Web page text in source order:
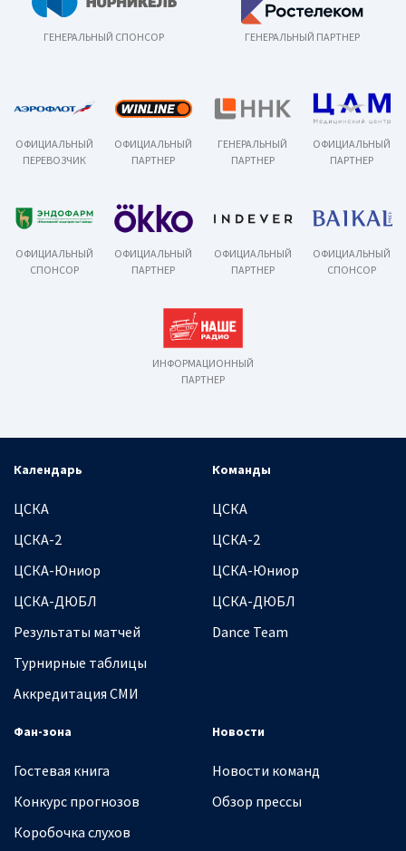
ГЕНЕРАЛЬНЫЙ СПОНСОР ГЕНЕРАЛЬНЫЙ ПАРТНЕР
ОФИЦИАЛЬНЫЙ
ПЕРЕВОЗЧИК
ОФИЦИАЛЬНЫЙ
ПАРТНЕР
ГЕНЕРАЛЬНЫЙ
ПАРТНЕР
ОФИЦИАЛЬНЫЙ
ПАРТНЕР
ОФИЦИАЛЬНЫЙ
СПОНСОР
ОФИЦИАЛЬНЫЙ
ПАРТНЕР
ОФИЦИАЛЬНЫЙ
ПАРТНЕР
ОФИЦИАЛЬНЫЙ
СПОНСОР
ИНФОРМАЦИОННЫЙ
ПАРТНЕР
Календарь
ЦСКА
ЦСКА-2
ЦСКА-Юниор
ЦСКА-ДЮБЛ
Результаты матчей
Турнирные таблицы
Аккредитация СМИ
Команды
ЦСКА
ЦСКА-2
ЦСКА-Юниор
ЦСКА-ДЮБЛ
Dance Team
Фан-зона
Гостевая книга
Конкурс прогнозов
Коробочка слухов
Новости
Новости команд
Обзор прессы